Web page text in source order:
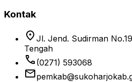
Kontak
location_on Jl. Jend. Sudirman
Tengah
phone (0271) 593068
email